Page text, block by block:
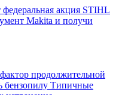
акция STIHL
Makita и получи
продолжительной
бензопилу Типичные